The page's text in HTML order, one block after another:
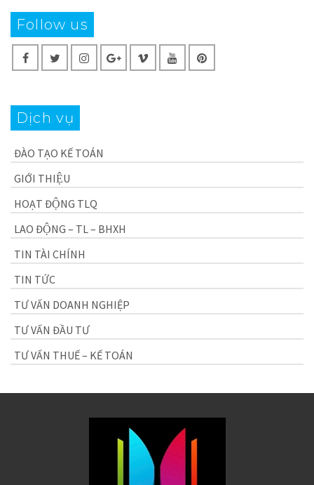
Follow us
Dịch vụ
ĐÀO TẠO KẾ TOÁN
GIỚI THIỆU
HOẠT ĐỘNG TLQ
LAO ĐỘNG – TL – BHXH
TIN TÀI CHÍNH
TIN TỨC
TƯ VẤN DOANH NGHIỆP
TƯ VẤN ĐẦU TƯ
TƯ VẤN THUẾ – KẾ TOÁN